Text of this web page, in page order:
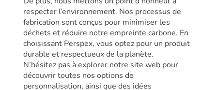
respecter l’environnement. Nos processus de
fabrication sont conçus pour minimiser les
déchets et réduire notre empreinte carbone. En
choisissant Perspex, vous optez pour un produit
durable et respectueux de la planète.
N’hésitez pas à explorer notre site web pour
découvrir toutes nos options de
personnalisation, ainsi que des idées